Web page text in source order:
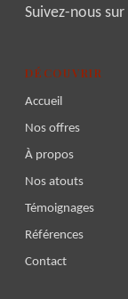
Suivez-nous
DÉCOUVRIR
Accueil
Nos offres
À propos
Nos atouts
Témoignages
Références
Contact